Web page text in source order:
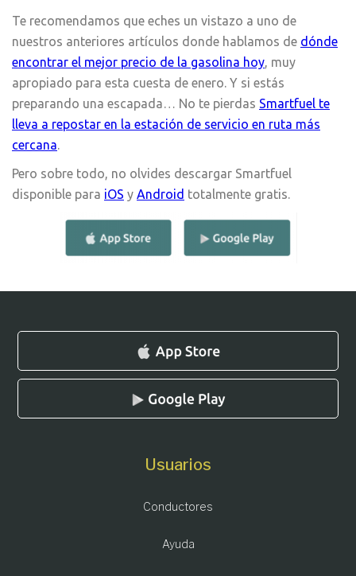
Te recomendamos que eches un vistazo a uno de
nuestros anteriores artículos donde hablamos de dónde
encontrar el mejor precio de la gasolina hoy, muy
apropiado para esta cuesta de enero. Y si estás
preparando una escapada… No te pierdas Smartfuel te
lleva a repostar en la estación de servicio en ruta más
cercana.
Pero sobre todo, no olvides descargar Smartfuel
disponible para iOS y Android totalmente gratis.
Usuarios
Conductores
Ayuda